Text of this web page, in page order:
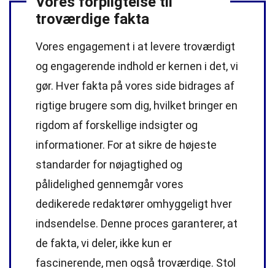
troværdige fakta
Vores engagement i at levere troværdigt
og engagerende indhold er kernen i det, vi
gør. Hver fakta på vores side bidrages af
rigtige brugere som dig, hvilket bringer en
rigdom af forskellige indsigter og
informationer. For at sikre de højeste
standarder for nøjagtighed og
pålidelighed gennemgår vores
dedikerede redaktører omhyggeligt hver
indsendelse. Denne proces garanterer, at
de fakta, vi deler, ikke kun er
fascinerende, men også troværdige. Stol